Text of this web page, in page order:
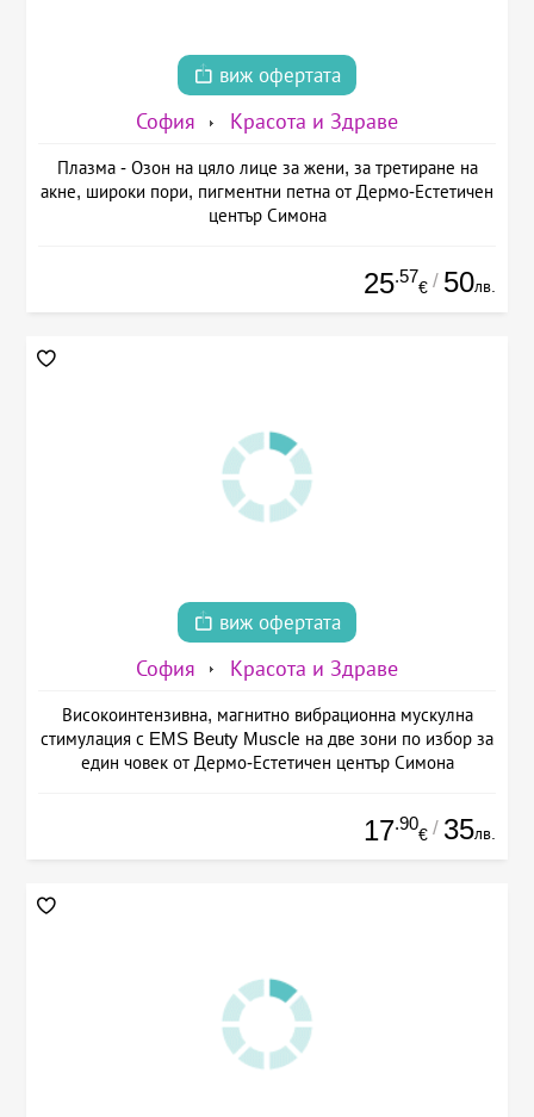
виж офертата
София Красота и Здраве
Плазма - Озон на цяло лице за жени, за третиране на
акне, широки пори, пигментни петна от Дермо-Естетичен
център Симона
25.57
€ / 50лв.
виж офертата
София Красота и Здраве
Високоинтензивна, магнитно вибрационна мускулна
стимулация с EMS Beuty Musclе на две зони по избор за
един човек от Дермо-Естетичен център Симона
17.90
€ / 35лв.